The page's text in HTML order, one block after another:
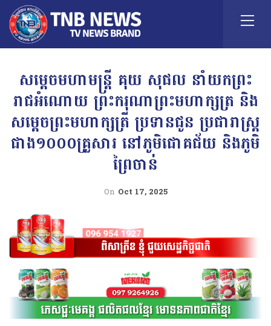
សម្តេចមហាមន្ត្រី គុយ សុផល នាំយកព្រះ
រាជអំណោយ ព្រះករុណាព្រះមហាក្សត្រ និង
សម្តេចព្រះមហាក្សត្រី ប្រទានជូន ប្រជារាស្រ្ត
ជាង១០០០គ្រួសារ នៅភូមិជោគជ័យ និងភូមិ
ព្រៃចាន់
On Oct 17, 2025